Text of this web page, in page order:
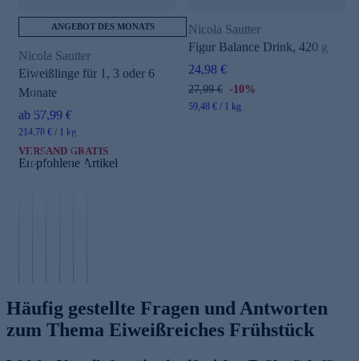
ANGEBOT DES MONATS
Nicola Sautter
Eiweißlinge für 1, 3 oder 6
Monate
ab 57,99 €
214,78 € / 1 kg
VERSAND GRATIS
Nicola Sautter
Figur Balance Drink, 420 g
24,98 €
27,99 € -10%
59,48 € / 1 kg
Empfohlene Artikel
C
ol
g
e
n
B
e
u
r
o
P
h
o
t
l
u
Häufig gestellte Fragen und Antworten
zum Thema Eiweißreiches Frühstück